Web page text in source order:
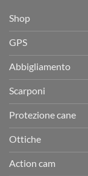
Shop
GPS
Abbigliamento
Scarponi
Protezione cane
Ottiche
Action cam